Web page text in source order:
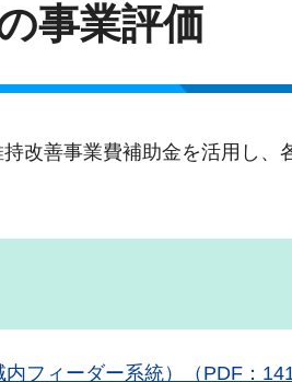
事業評価
改善事業費補助金を活用し、
フィーダー系統）（PDF：